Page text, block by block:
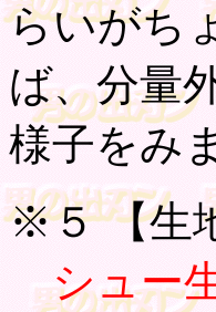
らいがち
ば、分量
様子をみ
※５ 【生
シュー